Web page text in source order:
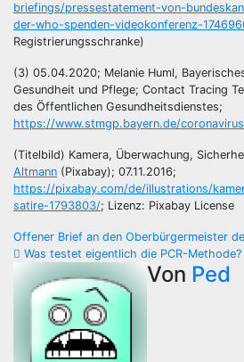
briefings/pressestatement-von-
der-who-spenden-videokonferenz-
Registrierungsschranke)
(3) 05.04.2020; Melanie Huml,
Gesundheit und Pflege; Contact Tracing
des Öffentlichen Gesundheitsdienstes;
https://www.stmgp.bayern.de/
(Titelbild) Kamera, Überwachung,
Altmann (Pixabay); 07.11.2016;
https://pixabay.com/de/illustrations/
satire-1793803/; Lizenz: Pixabay License
Offener Brief an den Oberbürgermeister
Was testet eigentlich die PCR-Methode?
Von Ped